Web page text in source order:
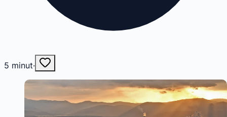
5 minut·